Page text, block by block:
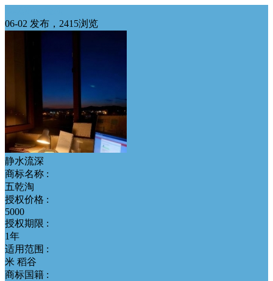
06-02 发布，2415浏览
静水流深
商标名称 :
五乾淘
授权价格 :
5000
授权期限 :
1年
适用范围 :
米 稻谷
商标国籍 :